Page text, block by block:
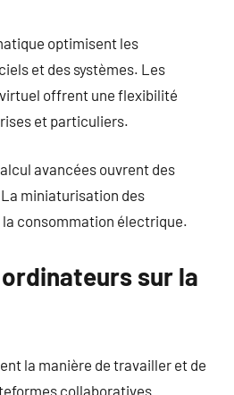
optimisent les
et des systèmes. Les
offrent une flexibilité
et particuliers.
avancées ouvrent des
miniaturisation des
consommation électrique.
sur la
la manière de travailler et de
collaboratives